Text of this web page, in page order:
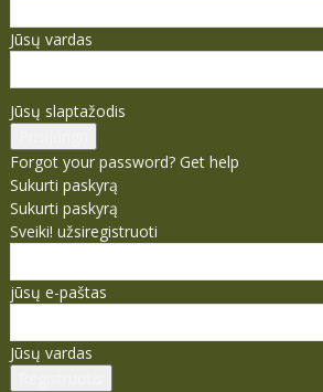
Jūsų vardas
Jūsų slaptažodis
Forgot your password? Get help
Sukurti paskyrą
Sukurti paskyrą
Sveiki! užsiregistruoti
jūsų e-paštas
Jūsų vardas